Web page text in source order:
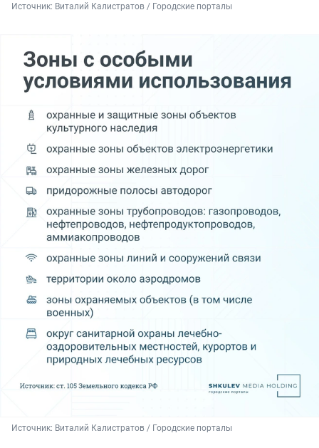
Источник: Виталий Калистратов / Городские порталы
Источник: Виталий Калистратов / Городские порталы